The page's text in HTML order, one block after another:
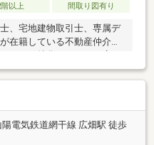
階以上 間取り図有り
、宅地建物取引士、専属デ
在籍している不動産仲介を
ムにも特化しているお店で
でも気軽にお問い合わせく
陽電気鉄道網干線 広畑駅 徒歩